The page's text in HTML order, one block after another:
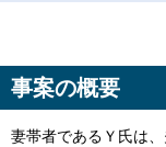
事案の概要
妻帯者であるＹ氏は